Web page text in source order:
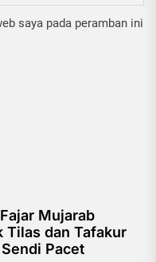
saya pada peramban ini
Mujarab
Tilas dan Tafakur
Pacet